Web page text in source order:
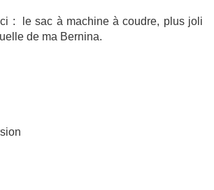
ci : le sac à machine à coudre, plus joli
de ma Bernina.